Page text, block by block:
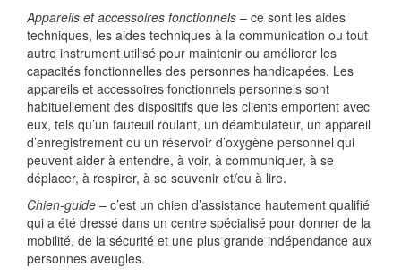
Appareils et accessoires fonctionnels – ce sont les aides
techniques, les aides techniques à la communication ou tout
autre instrument utilisé pour maintenir ou améliorer les
capacités fonctionnelles des personnes handicapées. Les
appareils et accessoires fonctionnels personnels sont
habituellement des dispositifs que les clients emportent avec
eux, tels qu’un fauteuil roulant, un déambulateur, un appareil
d’enregistrement ou un réservoir d’oxygène personnel qui
peuvent aider à entendre, à voir, à communiquer, à se
déplacer, à respirer, à se souvenir et/ou à lire.
Chien-guide – c’est un chien d’assistance hautement qualifié
qui a été dressé dans un centre spécialisé pour donner de la
mobilité, de la sécurité et une plus grande indépendance aux
personnes aveugles.